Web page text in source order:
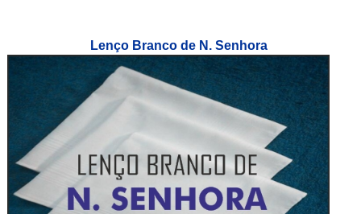
Lenço Branco de N. Senhora